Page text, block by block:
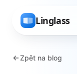
Linglass
Zpět na blog